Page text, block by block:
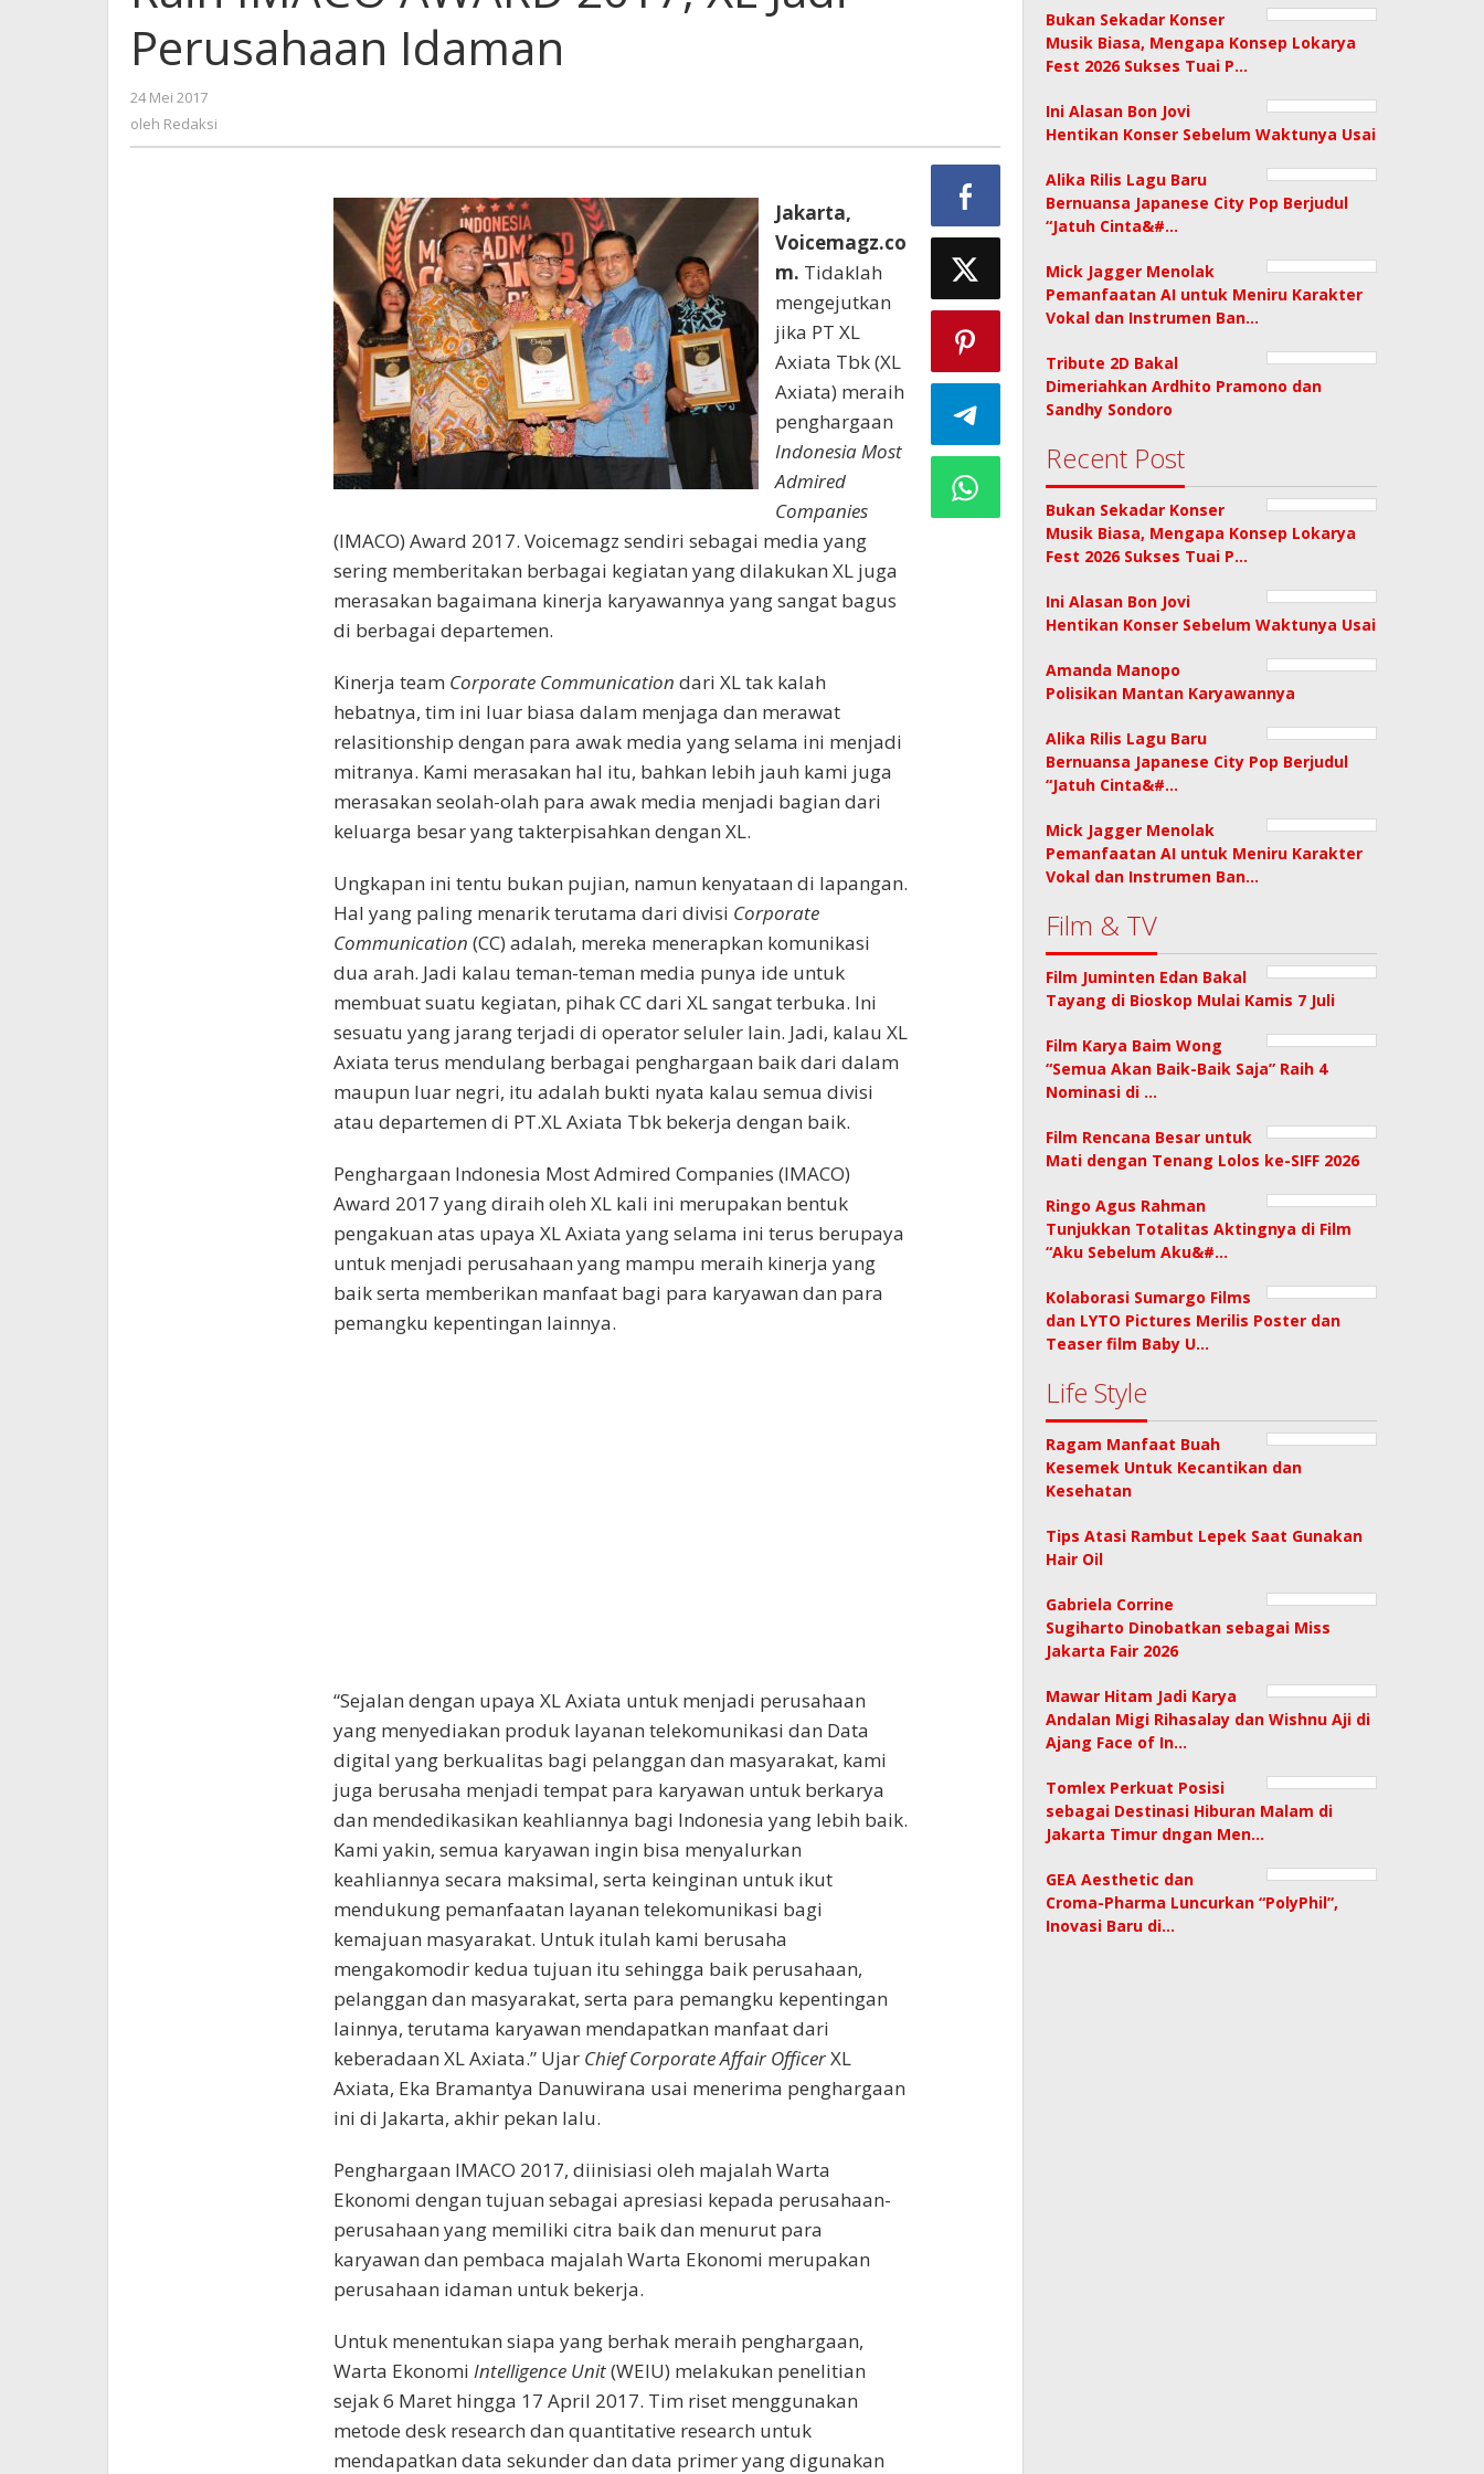
XL
Perusahaan
Perusahaan Idaman
24 Mei 2017
oleh Redaksi
Jakarta,
Voicemagz.co
m. Tidaklah
mengejutkan
jika PT XL
Axiata Tbk (XL
Axiata) meraih
penghargaan
Indonesia Most
Admired
Companies
(IMACO) Award 2017. Voicemagz sendiri sebagai media yang
sering memberitakan berbagai kegiatan yang dilakukan XL juga
merasakan bagaimana kinerja karyawannya yang sangat bagus
di berbagai departemen.
Kinerja team Corporate Communication dari XL tak kalah
hebatnya, tim ini luar biasa dalam menjaga dan merawat
relasitionship dengan para awak media yang selama ini menjadi
mitranya. Kami merasakan hal itu, bahkan lebih jauh kami juga
merasakan seolah-olah para awak media menjadi bagian dari
keluarga besar yang takterpisahkan dengan XL.
Ungkapan ini tentu bukan pujian, namun kenyataan di lapangan.
Hal yang paling menarik terutama dari divisi Corporate
Communication (CC) adalah, mereka menerapkan komunikasi
dua arah. Jadi kalau teman-teman media punya ide untuk
membuat suatu kegiatan, pihak CC dari XL sangat terbuka. Ini
sesuatu yang jarang terjadi di operator seluler lain. Jadi, kalau XL
Axiata terus mendulang berbagai penghargaan baik dari dalam
maupun luar negri, itu adalah bukti nyata kalau semua divisi
atau departemen di PT.XL Axiata Tbk bekerja dengan baik.
Penghargaan Indonesia Most Admired Companies (IMACO)
Award 2017 yang diraih oleh XL kali ini merupakan bentuk
pengakuan atas upaya XL Axiata yang selama ini terus berupaya
untuk menjadi perusahaan yang mampu meraih kinerja yang
baik serta memberikan manfaat bagi para karyawan dan para
pemangku kepentingan lainnya.
“Sejalan dengan upaya XL Axiata untuk menjadi perusahaan
yang menyediakan produk layanan telekomunikasi dan Data
digital yang berkualitas bagi pelanggan dan masyarakat, kami
juga berusaha menjadi tempat para karyawan untuk berkarya
dan mendedikasikan keahliannya bagi Indonesia yang lebih baik.
Kami yakin, semua karyawan ingin bisa menyalurkan
keahliannya secara maksimal, serta keinginan untuk ikut
mendukung pemanfaatan layanan telekomunikasi bagi
kemajuan masyarakat. Untuk itulah kami berusaha
mengakomodir kedua tujuan itu sehingga baik perusahaan,
pelanggan dan masyarakat, serta para pemangku kepentingan
lainnya, terutama karyawan mendapatkan manfaat dari
keberadaan XL Axiata.” Ujar Chief Corporate Affair OfficerXL
Axiata, Eka Bramantya Danuwirana usai menerima penghargaan
ini di Jakarta, akhir pekan lalu.
Penghargaan IMACO 2017, diinisiasi oleh majalah Warta
Ekonomi dengan tujuan sebagai apresiasi kepada perusahaan-
perusahaan yang memiliki citra baik dan menurut para
karyawan dan pembaca majalah Warta Ekonomi merupakan
perusahaan idaman untuk bekerja.
Untuk menentukan siapa yang berhak meraih penghargaan,
Warta Ekonomi Intelligence Unit(WEIU) melakukan penelitian
sejak 6 Maret hingga 17 April 2017. Tim riset menggunakan
metode desk research dan quantitative research untuk
mendapatkan data sekunder dan data primer yang digunakan
Bukan Sekadar Konser
Musik Biasa, Mengapa Konsep Lokarya
Fest 2026 Sukses Tuai P…
Ini Alasan Bon Jovi
Hentikan Konser Sebelum Waktunya Usai
Alika Rilis Lagu Baru
Bernuansa Japanese City Pop Berjudul
“Jatuh Cinta&#…
Mick Jagger Menolak
Pemanfaatan AI untuk Meniru Karakter
Vokal dan Instrumen Ban…
Tribute 2D Bakal
Dimeriahkan Ardhito Pramono dan
Sandhy Sondoro
Recent Post
Bukan Sekadar Konser
Musik Biasa, Mengapa Konsep Lokarya
Fest 2026 Sukses Tuai P…
Ini Alasan Bon Jovi
Hentikan Konser Sebelum Waktunya Usai
Amanda Manopo
Polisikan Mantan Karyawannya
Alika Rilis Lagu Baru
Bernuansa Japanese City Pop Berjudul
“Jatuh Cinta&#…
Mick Jagger Menolak
Pemanfaatan AI untuk Meniru Karakter
Vokal dan Instrumen Ban…
Film & TV
Film Juminten Edan Bakal
Tayang di Bioskop Mulai Kamis 7 Juli
Film Karya Baim Wong
“Semua Akan Baik-Baik Saja” Raih 4
Nominasi di …
Film Rencana Besar untuk
Mati dengan Tenang Lolos ke-SIFF 2026
Ringo Agus Rahman
Tunjukkan Totalitas Aktingnya di Film
“Aku Sebelum Aku&#…
Kolaborasi Sumargo Films
dan LYTO Pictures Merilis Poster dan
Teaser film Baby U…
Life Style
Ragam Manfaat Buah
Kesemek Untuk Kecantikan dan
Kesehatan
Tips Atasi Rambut Lepek Saat Gunakan
Hair Oil
Gabriela Corrine
Sugiharto Dinobatkan sebagai Miss
Jakarta Fair 2026
Mawar Hitam Jadi Karya
Andalan Migi Rihasalay dan Wishnu Aji di
Ajang Face of In…
Tomlex Perkuat Posisi
sebagai Destinasi Hiburan Malam di
Jakarta Timur dngan Men…
GEA Aesthetic dan
Croma-Pharma Luncurkan “PolyPhil”,
Inovasi Baru di…